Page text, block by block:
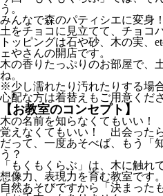
う。
みんなで森のパティシエに変身！
土をチョコに見立てて、チョコ
トッピングは石や砂、木の実、
ェやさんの開店です。
木の香りたっぷりのお部屋で、
ね。
※少し濡れたり汚れたりする場
心配な方は着替えもご用意くださ
【お教室のコンセプト】
木の名前を知らなくてもいい！
覚えなくてもいい！ 出会った
だって、一度あそべば、もう「
う？
「もくもくらぶ」は、木に触
想像力、表現力を育む教室です。
自然あそびですから「決まった